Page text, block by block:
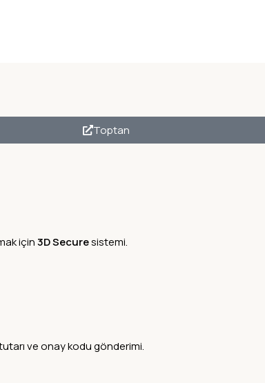
Toptan
için3D Securesistemi.
ve onay kodu gönderimi.